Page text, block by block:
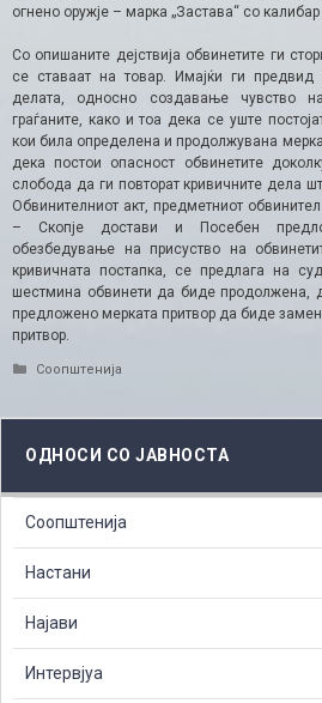
огнено оружје – марка „Застава“ со
Со опишаните дејствија обвинетите ги
се ставаат на товар. Имајќи ги предвид
делата, односно создавање чувство
граѓаните, како и тоа дека се уште
кои била определена и продолжувана
дека постои опасност обвинетите
слобода да ги повторат кривичните дела
Обвинителниот акт, предметниот
– Скопје достави и Посебен
обезбедување на присуство на
кривичната постапка, се предлага на
шестмина обвинети да биде продолжена,
предложено мерката притвор да биде
притвор.
Categories
Соопштенија
ОДНОСИ СО ЈАВНОСТА
Соопштенија
Настани
Најави
Интервјуа